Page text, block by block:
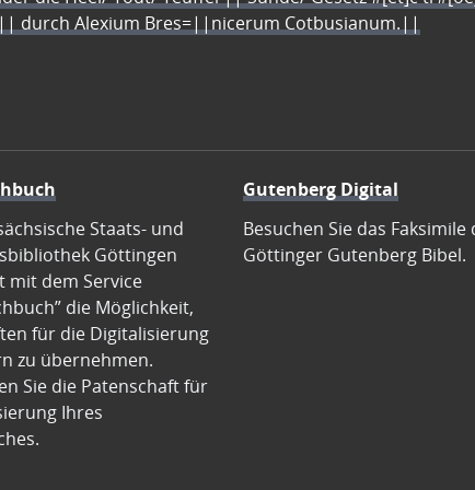
durch Alexium Bres=||nicerum Cotbusianum.||
Staats- und
Göttingen
mit dem Service
die Möglichkeit,
für die Digitalisierung
zu übernehmen.
Sie die Patenschaft für
Ihres
Gutenberg Digital
Besuchen Sie das Faksimile
Göttinger Gutenberg Bibel.